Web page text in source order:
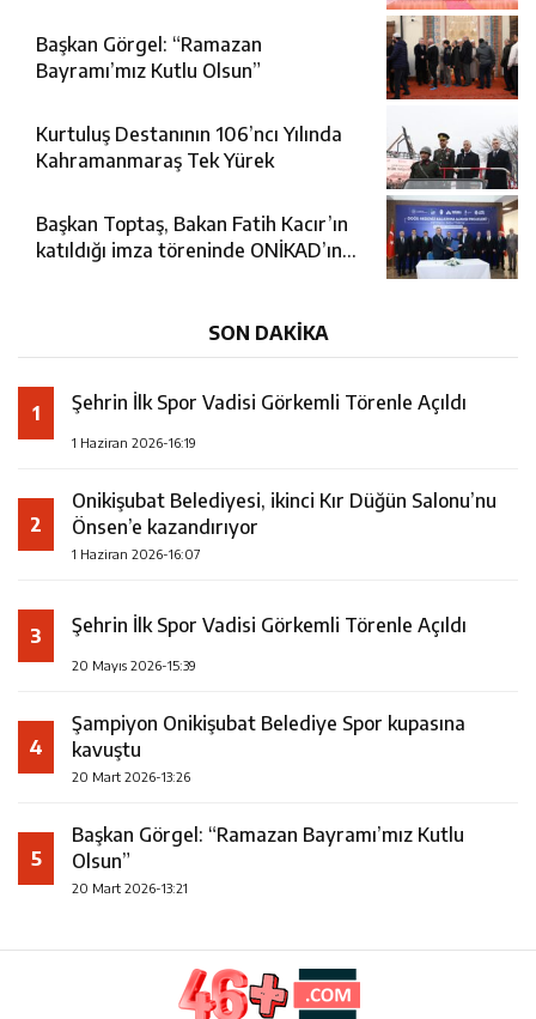
Başkan Görgel: “Ramazan
Bayramı’mız Kutlu Olsun”
Kurtuluş Destanının 106’ncı Yılında
Kahramanmaraş Tek Yürek
Başkan Toptaş, Bakan Fatih Kacır’ın
katıldığı imza töreninde ONİKAD’ın
SON DAKİKA
1 Şehrin İlk Spor Vadisi Görkemli Törenle Açıldı
1 Haziran 2026-16:19
2
Onikişubat Belediyesi, ikinci Kır Düğün Salonu’nu
Önsen’e kazandırıyor
1 Haziran 2026-16:07
3 Şehrin İlk Spor Vadisi Görkemli Törenle Açıldı
20 Mayıs 2026-15:39
4
Şampiyon Onikişubat Belediye Spor kupasına
kavuştu
20 Mart 2026-13:26
5
Başkan Görgel: “Ramazan Bayramı’mız Kutlu
Olsun”
20 Mart 2026-13:21